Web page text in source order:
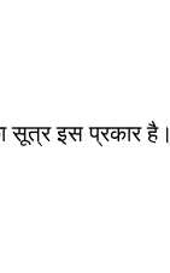
सूत्र इस प्रकार है।